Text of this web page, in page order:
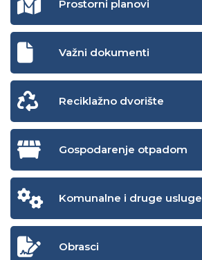
Prostorni planovi
Važni dokumenti
Reciklažno dvorište
Gospodarenje otpadom
Komunalne i druge usluge
Obrasci